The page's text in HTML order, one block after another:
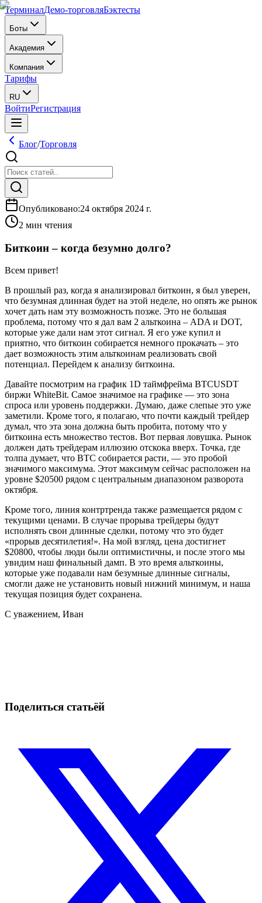
ТерминалДемо-торговляБэктесты
Боты
Академия
Компания
Тарифы
RU
ВойтиРегистрация
Блог/Торговля
Опубликовано:24 октября 2024 г.
2 мин чтения
Биткоин – когда безумно долго?
Всем привет!
В прошлый раз, когда я анализировал биткоин, я был уверен,
что безумная длинная будет на этой неделе, но опять же рынок
хочет дать нам эту возможность позже. Это не большая
проблема, потому что я дал вам 2 альткоина – ADA и DOT,
которые уже дали нам этот сигнал. Я его уже купил и
приятно, что биткоин собирается немного прокачать – это
дает возможность этим альткоинам реализовать свой
потенциал. Перейдем к анализу биткоина.
Давайте посмотрим на график 1D таймфрейма BTCUSDT
биржи WhiteBit. Самое значимое на графике — это зона
спроса или уровень поддержки. Думаю, даже слепые это уже
заметили. Кроме того, я полагаю, что почти каждый трейдер
думал, что эта зона должна быть пробита, потому что у
биткоина есть множество тестов. Вот первая ловушка. Рынок
должен дать трейдерам иллюзию отскока вверх. Точка, где
толпа думает, что BTC собирается расти, — это пробой
значимого максимума. Этот максимум сейчас расположен на
уровне $20500 рядом с центральным диапазоном разворота
октября.
Кроме того, линия контртренда также размещается рядом с
текущими ценами. В случае прорыва трейдеры будут
исполнять свои длинные сделки, потому что это будет
«прорыв десятилетия!». На мой взгляд, цена достигнет
$20800, чтобы люди были оптимистичны, и после этого мы
увидим наш финальный дамп. В это время альткоины,
которые уже подавали нам безумные длинные сигналы,
смогли даже не установить новый нижний минимум, и наша
текущая позиция будет сохранена.
С уважением, Иван
Поделиться статьёй